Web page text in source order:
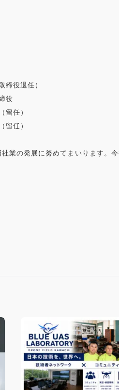
役退任）
役
任）
任）
業の発展に努めてまいります。